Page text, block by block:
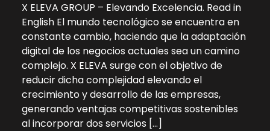
X ELEVA GROUP – Elevando Excelencia. Read in
English El mundo tecnológico se encuentra en
constante cambio, haciendo que la adaptación
digital de los negocios actuales sea un camino
complejo. X ELEVA surge con el objetivo de
reducir dicha complejidad elevando el
crecimiento y desarrollo de las empresas,
generando ventajas competitivas sostenibles
al incorporar dos servicios […]